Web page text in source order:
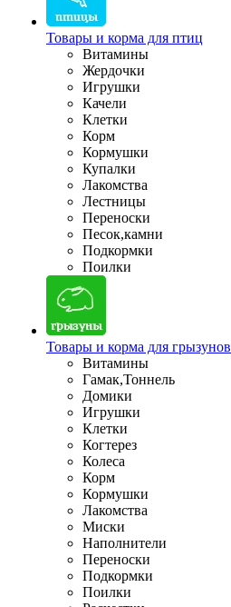
Товары и корма для птиц
Витамины
Жердочки
Игрушки
Качели
Клетки
Корм
Кормушки
Купалки
Лакомства
Лестницы
Переноски
Песок,камни
Подкормки
Поилки
Товары и корма для грызунов
Витамины
Гамак,Тоннель
Домики
Игрушки
Клетки
Когтерез
Колеса
Корм
Кормушки
Лакомства
Миски
Наполнители
Переноски
Подкормки
Поилки